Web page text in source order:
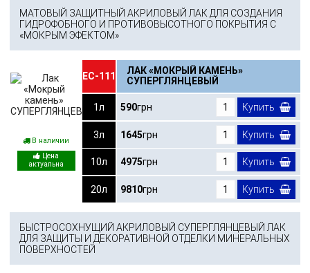
МАТОВЫЙ ЗАЩИТНЫЙ АКРИЛОВЫЙ ЛАК ДЛЯ СОЗДАНИЯ
ГИДРОФОБНОГО И ПРОТИВОВЫСОТНОГО ПОКРЫТИЯ С
«МОКРЫМ ЭФЕКТОМ»
В наличии
ЕС-111
ЛАК «МОКРЫЙ КАМЕНЬ»
СУПЕРГЛЯНЦЕВЫЙ
1л 590грн Купить
3л 1645грн Купить
10л 4975грн Купить
20л 9810грн Купить
БЫСТРОСОХНУЩИЙ АКРИЛОВЫЙ СУПЕРГЛЯНЦЕВЫЙ ЛАК
ДЛЯ ЗАЩИТЫ И ДЕКОРАТИВНОЙ ОТДЕЛКИ МИНЕРАЛЬНЫХ
ПОВЕРХНОСТЕЙ